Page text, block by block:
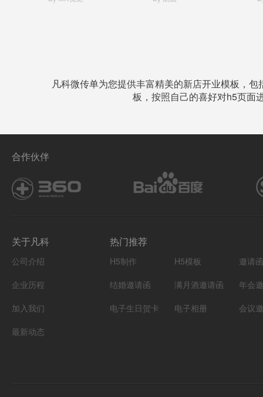
凡科微传单为您提供丰富精美的新店开业模板，
板，按照自己的喜好对h5页面
合作伙伴
关于凡科
公司介绍
企业历程
加入我们
最新动态
热门推荐
H5制作 H5模板
邀请
结婚邀请函
满月酒邀请函
年会
电子生日贺卡
电子相册 会议